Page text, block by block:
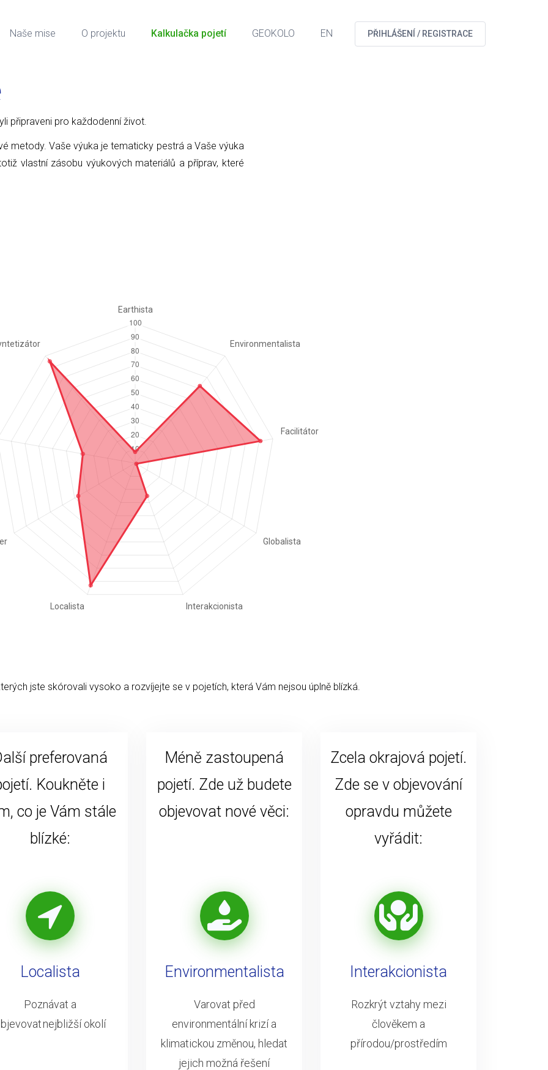
Naše mise O projektu Kalkulačka pojetí GEOKOLO EN PŘIHLÁŠENÍ / REGISTRACE
připraveni pro každodenní život.
metody. Vaše výuka je tematicky pestrá a Vaše výuka
vlastní zásobu výukových materiálů a příprav, které
jste skórovali vysoko a rozvíjejte se v pojetích, která Vám nejsou úplně blízká.
preferovaná
Koukněte i
co je Vám stále
blízké:
Localista
Poznávat a
nejbližší okolí
Méně zastoupená
pojetí. Zde už budete
objevovat nové věci:
Environmentalista
Varovat před
environmentální krizí a
klimatickou změnou, hledat
jejich možná řešení
Zcela okrajová pojetí.
Zde se v objevování
opravdu můžete
vyřádit:
Interakcionista
Rozkrýt vztahy mezi
člověkem a
přírodou/prostředím